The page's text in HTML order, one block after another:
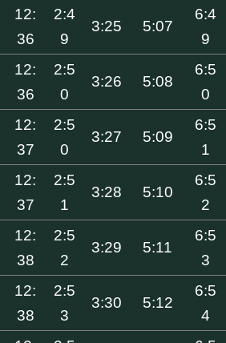
12:
36
2:4
9
3:25 5:07
6:4
9
12:
36
2:5
0
3:26 5:08
6:5
0
12:
37
2:5
0
3:27 5:09
6:5
1
12:
37
2:5
1
3:28 5:10
6:5
2
12:
38
2:5
2
3:29 5:11
6:5
3
12:
38
2:5
3
3:30 5:12
6:5
4